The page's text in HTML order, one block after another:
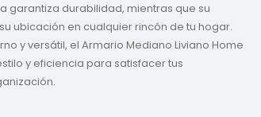
garantiza durabilidad, mientras que su
ubicación en cualquier rincón de tu hogar.
y versátil, el Armario Mediano Liviano Home
y eficiencia para satisfacer tus